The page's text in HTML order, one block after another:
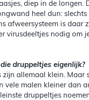
diep in de longen.
heel dun: slechts
afweersysteem is daar
virusdeeltjes nodig om
druppeltjes eigenlijk?
zijn allemaal klein. Maar
vele malen kleiner dan
druppeltjes